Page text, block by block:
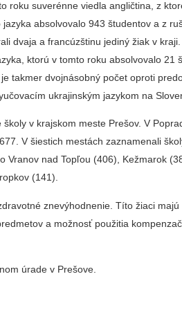
roku suverénne viedla angličtina, z
absolvovalo 943 študentov a z
dvaja a francúzštinu jediný žiak v
ktorú v tomto roku absolvovalo 21
takmer dvojnásobný počet oproti
ukrajinským jazykom na
v krajskom meste Prešov. V
V šiestich mestách zaznamenali
Vranov nad Topľou (406), Kežmarok
(141).
znevýhodnenie. Títo žiaci
a možnosť použitia
úrade v Prešove.